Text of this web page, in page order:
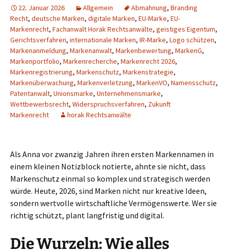
22. Januar 2026 Allgemein Abmahnung, Branding
Recht, deutsche Marken, digitale Marken, EU-Marke, EU-
Markenrecht, Fachanwalt Horak Rechtsanwälte, geistiges Eigentum,
Gerichtsverfahren, internationale Marken, IR-Marke, Logo schützen,
Markenanmeldung, Markenanwalt, Markenbewertung, MarkenG,
Markenportfolio, Markenrecherche, Markenrecht 2026,
Markenregistrierung, Markenschutz, Markenstrategie,
Markenüberwachung, Markenverletzung, MarkenVO, Namensschutz,
Patentanwalt, Unionsmarke, Unternehmensmarke,
Wettbewerbsrecht, Widerspruchsverfahren, Zukunft
Markenrecht
horak Rechtsanwälte
Als Anna vor zwanzig Jahren ihren ersten Markennamen in
einem kleinen Notizblock notierte, ahnte sie nicht, dass
Markenschutz einmal so komplex und strategisch werden
würde. Heute, 2026, sind Marken nicht nur kreative Ideen,
sondern wertvolle wirtschaftliche Vermögenswerte. Wer sie
richtig schützt, plant langfristig und digital.
Die Wurzeln: Wie alles